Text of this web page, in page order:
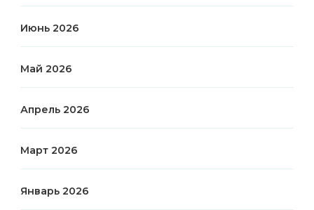
Июнь 2026
Май 2026
Апрель 2026
Март 2026
Январь 2026